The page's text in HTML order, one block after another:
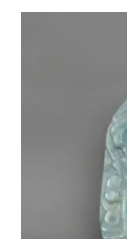
AMS034